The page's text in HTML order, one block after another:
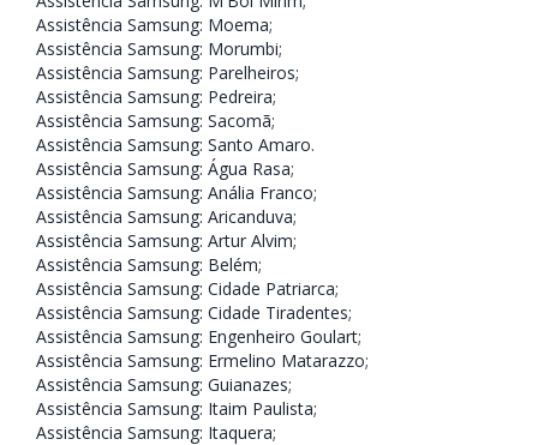
Assistência Samsung: Moema;
Assistência Samsung: Morumbi;
Assistência Samsung: Parelheiros;
Assistência Samsung: Pedreira;
Assistência Samsung: Sacomã;
Assistência Samsung: Santo Amaro.
Assistência Samsung: Água Rasa;
Assistência Samsung: Anália Franco;
Assistência Samsung: Aricanduva;
Assistência Samsung: Artur Alvim;
Assistência Samsung: Belém;
Assistência Samsung: Cidade Patriarca;
Assistência Samsung: Cidade Tiradentes;
Assistência Samsung: Engenheiro Goulart;
Assistência Samsung: Ermelino Matarazzo;
Assistência Samsung: Guianazes;
Assistência Samsung: Itaim Paulista;
Assistência Samsung: Itaquera;